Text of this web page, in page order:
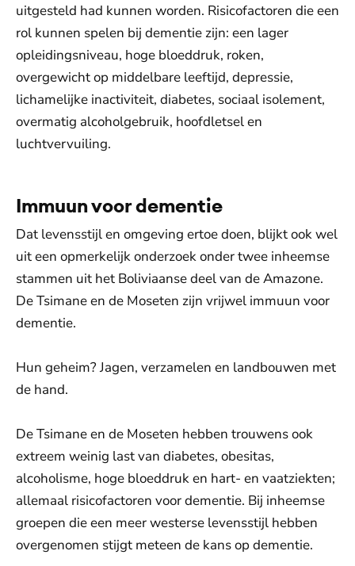
uitgesteld had kunnen worden. Risicofactoren die een
rol kunnen spelen bij dementie zijn: een lager
opleidingsniveau, hoge bloeddruk, roken,
overgewicht op middelbare leeftijd, depressie,
lichamelijke inactiviteit, diabetes, sociaal isolement,
overmatig alcoholgebruik, hoofdletsel en
luchtvervuiling.
Immuun voor dementie
Dat levensstijl en omgeving ertoe doen, blijkt ook wel
uit een opmerkelijk onderzoek onder twee inheemse
stammen uit het Boliviaanse deel van de Amazone.
De Tsimane en de Moseten zijn vrijwel immuun voor
dementie.
Hun geheim? Jagen, verzamelen en landbouwen met
de hand.
De Tsimane en de Moseten hebben trouwens ook
extreem weinig last van diabetes, obesitas,
alcoholisme, hoge bloeddruk en hart- en vaatziekten;
allemaal risicofactoren voor dementie. Bij inheemse
groepen die een meer westerse levensstijl hebben
overgenomen stijgt meteen de kans op dementie.